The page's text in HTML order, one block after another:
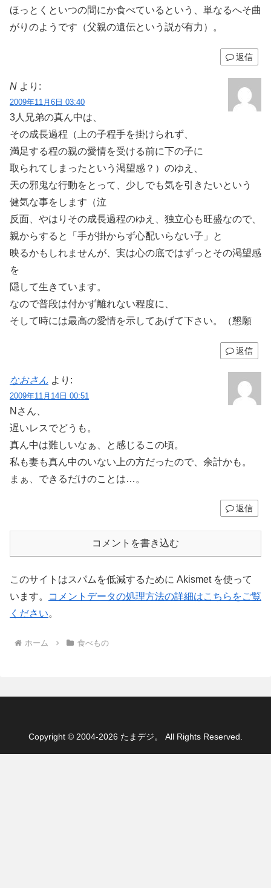
ほっとくといつの間にか食べているという、単なるへそ曲
がりのようです（父親の遺伝という説が有力）。
返信
N より:
2009年11月6日 03:40
3人兄弟の真ん中は、
その成長過程（上の子程手を掛けられず、
満足する程の親の愛情を受ける前に下の子に
取られてしまったという渇望感？）のゆえ、
天の邪鬼な行動をとって、少しでも気を引きたいという
健気な事をします（泣
反面、やはりその成長過程のゆえ、独立心も旺盛なので、
親からすると「手が掛からず心配いらない子」と
映るかもしれませんが、実は心の底ではずっとその渇望感
を
隠して生きています。
なので普段は付かず離れない程度に、
そして時には最高の愛情を示してあげて下さい。（懇願
返信
なおさん より:
2009年11月14日 00:51
Nさん、
遅いレスでどうも。
真ん中は難しいなぁ、と感じるこの頃。
私も妻も真ん中のいない上の方だったので、余計かも。
まぁ、できるだけのことは…。
返信
コメントを書き込む
このサイトはスパムを低減するために Akismet を使って
います。
コメントデータの処理方法の詳細はこちらをご覧
ください。
ホーム 食べもの
Copyright © 2004-2026 たまデジ。 All Rights Reserved.